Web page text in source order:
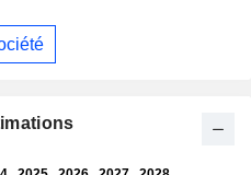
au nord-est du Wyoming.
se trouvent dans le sud du
des LGN et des condensats
du gaz. Ses filiales